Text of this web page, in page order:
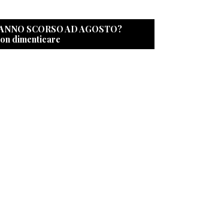
SCORSO AD AGOSTO?
dimenticare